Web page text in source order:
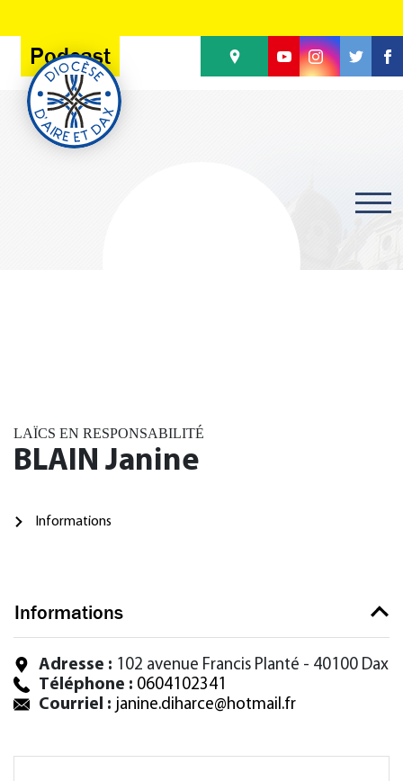
Podcast
LAÏCS EN RESPONSABILITÉ
BLAIN Janine
Informations
Informations
Adresse : 102 avenue Francis Planté - 40100 Dax
Téléphone : 0604102341
Courriel : janine.diharce@hotmail.fr